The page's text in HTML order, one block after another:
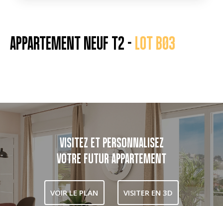
APPARTEMENT NEUF T2 - LOT B03
VISITEZ ET PERSONNALISEZ
VOTRE FUTUR APPARTEMENT
VOIR LE PLAN VISITER EN 3D